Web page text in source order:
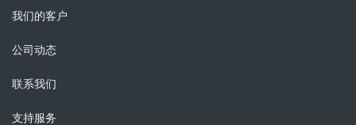
我们的客户
公司动态
联系我们
支持服务